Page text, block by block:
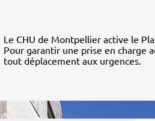
Le CHU de Montpellier active le
Pour garantir une prise en charge
tout déplacement aux urgences.